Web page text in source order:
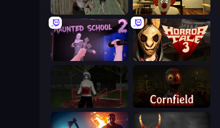
Jeff the Killer vs Slendrina Death Attraction: Horror Game
Haunted School 2
Jeff the Killer: Horrendous Smile Cornfield